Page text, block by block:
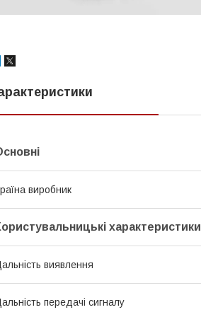
виробник
характеристики
виявлення
передачі сигналу